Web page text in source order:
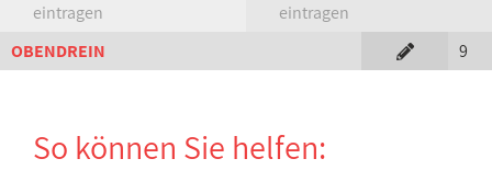
eintragen
eintragen
OBENDREIN
9
So können Sie helfen: